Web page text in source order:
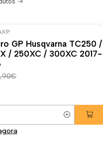
GP Husqvarna TC250 /
/ 250XC / 300XC 2017-